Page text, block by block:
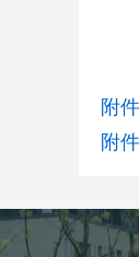
附
附